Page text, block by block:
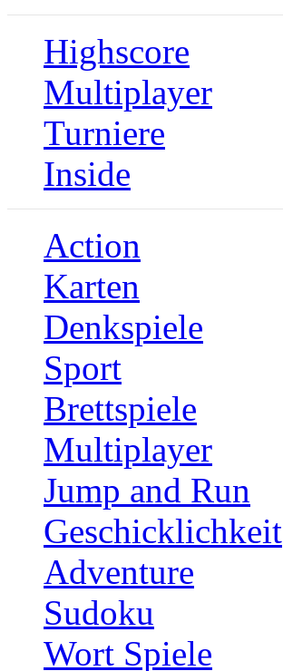
Highscore
Multiplayer
Turniere
Inside
Action
Karten
Denkspiele
Sport
Brettspiele
Multiplayer
Jump and Run
Geschicklichkeit
Adventure
Sudoku
Wort Spiele